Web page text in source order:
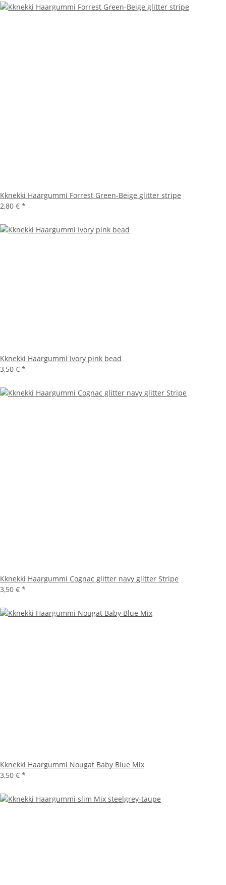
Kknekki Haargummi Forrest Green-Beige glitter stripe
2,80 € *
Kknekki Haargummi Ivory pink bead
3,50 € *
Kknekki Haargummi Cognac glitter navy glitter Stripe
3,50 € *
Kknekki Haargummi Nougat Baby Blue Mix
3,50 € *